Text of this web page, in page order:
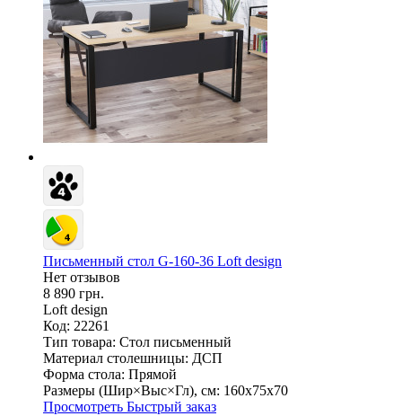
Письменный стол G-160-36 Loft design
Нет отзывов
8 890 грн.
Loft design
Код: 22261
Тип товара: Стол письменный
Материал столешницы: ДСП
Форма стола: Прямой
Размеры (Шир×Выс×Гл), см: 160х75х70
Просмотреть Быстрый заказ